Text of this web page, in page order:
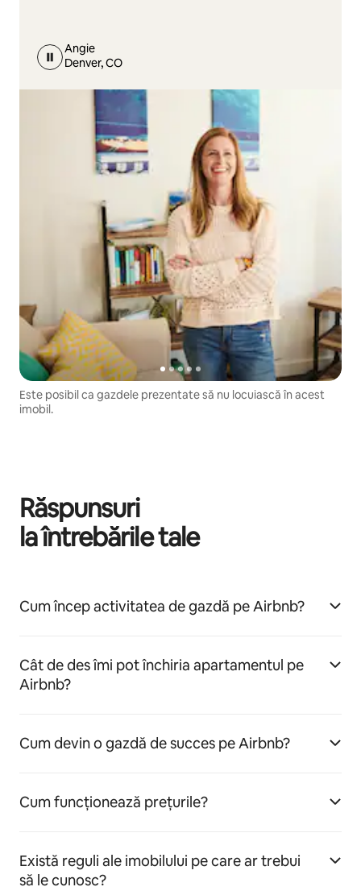
Angie
Denver, CO
Este posibil ca gazdele prezentate să nu locuiască în acest
imobil.
Răspunsuri
la întrebările tale
Cum încep activitatea de gazdă pe Airbnb?
Cât de des îmi pot închiria apartamentul pe
Airbnb?
Cum devin o gazdă de succes pe Airbnb?
Cum funcționează prețurile?
Există reguli ale imobilului pe care ar trebui
să le cunosc?